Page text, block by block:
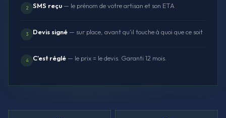
2 SMS reçu — le prénom de votre artisan et son ETA
3 Devis signé — sur place, avant qu'il touche à quoi que ce soit
4 C'est réglé — le prix = le devis. Garanti 12 mois.